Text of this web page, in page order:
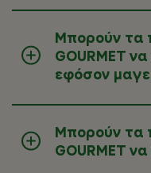
Μπορούν τα
GOURMET
εφόσον
Μπορούν τα
GOURMET